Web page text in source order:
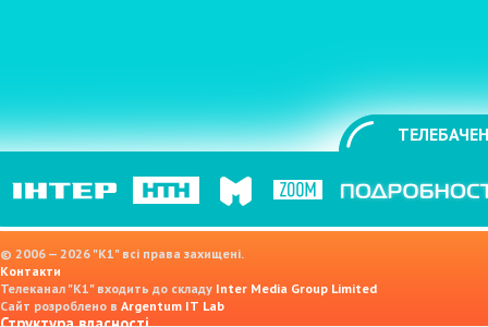
© 2006 — 2026 "K1" всі права захищені.
Контакти
Телеканал "К1" входить до складу Inter Media Group Limited
Сайт розроблено в Argentum IT Lab